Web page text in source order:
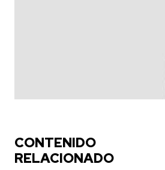
CONTENIDO
RELACIONADO